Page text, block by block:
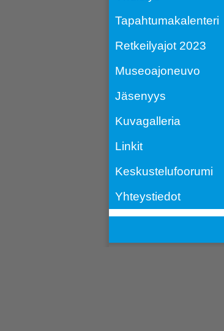
Tapahtumakalenteri
Retkeilyajot 2023
Museoajoneuvo
Jäsenyys
Kuvagalleria
Linkit
Keskustelufoorumi
Yhteystiedot